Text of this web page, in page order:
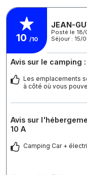
10 /10
JEAN-
Posté le
Séjour : 15/
Avis sur le camping :
Les emplacements
à côté où vous
Avis sur
10 A
Camping Car +